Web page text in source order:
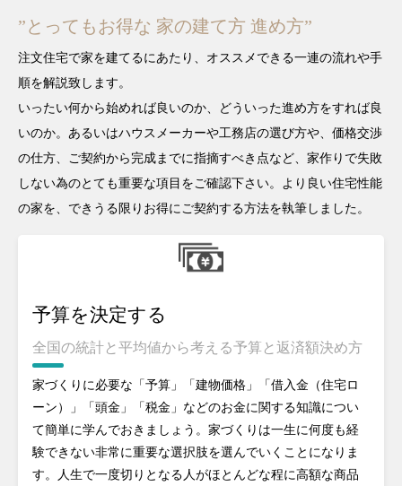
”とってもお得な 家の建て方 進め方”
注文住宅で家を建てるにあたり、オススメできる一連の流れや手
順を解説致します。
いったい何から始めれば良いのか、どういった進め方をすれば良
いのか。あるいはハウスメーカーや工務店の選び方や、価格交渉
の仕方、ご契約から完成までに指摘すべき点など、家作りで失敗
しない為のとても重要な項目をご確認下さい。より良い住宅性能
の家を、できうる限りお得にご契約する方法を執筆しました。
予算を決定する
全国の統計と平均値から考える予算と返済額決め方
家づくりに必要な「予算」「建物価格」「借入金（住宅ロ
ーン）」「頭金」「税金」などのお金に関する知識につい
て簡単に学んでおきましょう。家づくりは一生に何度も経
験できない非常に重要な選択肢を選んでいくことになりま
す。人生で一度切りとなる人がほとんどな程に高額な商品